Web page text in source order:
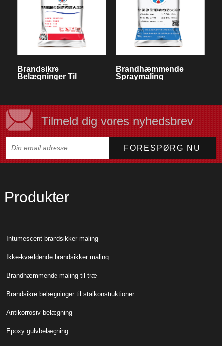
Brandsikre
Belægninger Til
Brandhæmmende
Spraymaling
Tilmeld dig vores nyhedsbrev
Produkter
Intumescent brandsikker maling
Ikke-kvældende brandsikker maling
Brandhæmmende maling til træ
Brandsikre belægninger til stålkonstruktioner
Antikorrosiv belægning
Epoxy gulvbelægning